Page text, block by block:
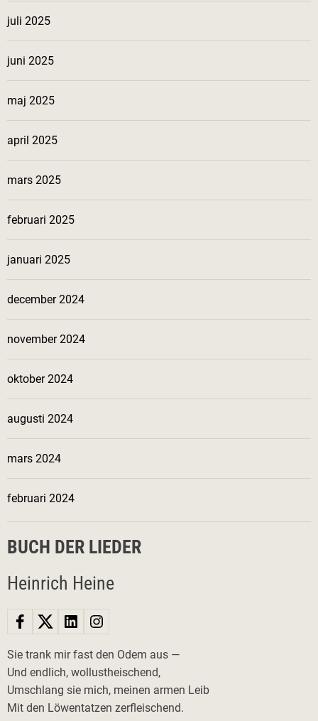
juli 2025
juni 2025
maj 2025
april 2025
mars 2025
februari 2025
januari 2025
december 2024
november 2024
oktober 2024
augusti 2024
mars 2024
februari 2024
BUCH DER LIEDER
Heinrich Heine
Sie trank mir fast den Odem aus —
Und endlich, wollustheischend,
Umschlang sie mich, meinen armen Leib
Mit den Löwentatzen zerfleischend.